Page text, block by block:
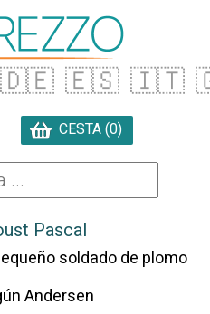
🇩🇪 🇪🇸 🇮🇹
CESTA (0)
Pascal
soldado de plomo
Andersen